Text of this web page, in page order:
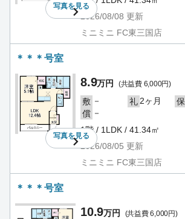
写真を見る
2026/08/08 更新
ミニミニ FC東三国店
＊＊＊号室
写真を見る
8.9万円 (共益費 6,000円)
敷 － 礼 2ヶ月 保
償 －
1階 / 1LDK / 41.34㎡
2026/08/05 更新
ミニミニ FC東三国店
＊＊＊号室
10.9万円 (共益費 6,000円)